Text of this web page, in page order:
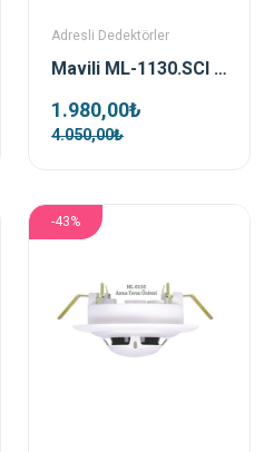
Adresli Dedektörler
Mavili ML-1130.SCI Adresli İzolatörlü Sıcaklık Dedektörü
1.980,00₺
4.050,00₺
-43%